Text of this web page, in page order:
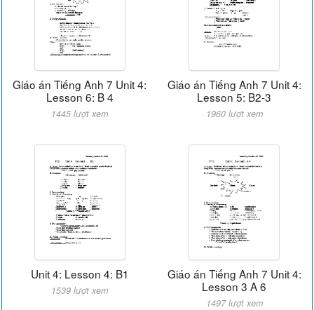
Giáo án Tiếng Anh 7 Unit 4:
Lesson 6: B 4
1445 lượt xem
Giáo án Tiếng Anh 7 Unit 4:
Lesson 5: B2-3
1960 lượt xem
Unit 4: Lesson 4: B1
1539 lượt xem
Giáo án Tiếng Anh 7 Unit 4:
Lesson 3 A 6
1497 lượt xem